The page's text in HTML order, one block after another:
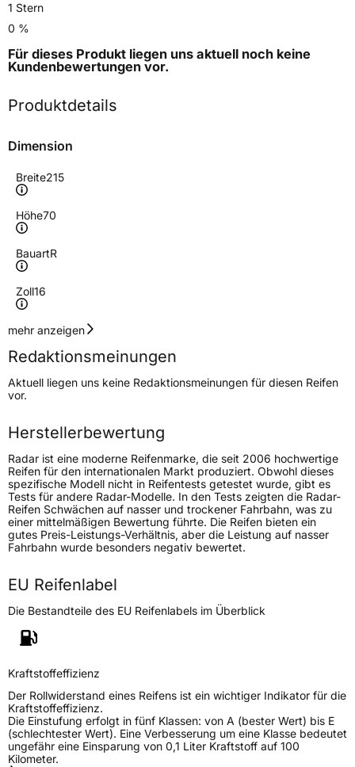
1 Stern
0 %
Für dieses Produkt liegen uns aktuell noch keine
Kundenbewertungen vor.
Produktdetails
Dimension
Breite215
Höhe70
BauartR
Zoll16
Geschwindigkeitsindex
Höchstgeschwindigkeit
210 km/h
Lastindex100
Höchstlast800 kg
Generelle Merkmale
FahrzeugtypPKW
VerwendungWinterreifen
ModellnameDimax Winter Sport
Weitere Eigenschaften
Schlauchtyp
ZustandNeureifen
M+SJa
EU Label
mehr anzeigen
Redaktionsmeinungen
Aktuell liegen uns keine Redaktionsmeinungen für diesen Reifen
vor.
Herstellerbewertung
Radar ist eine moderne Reifenmarke, die seit 2006 hochwertige
Reifen für den internationalen Markt produziert. Obwohl dieses
spezifische Modell nicht in Reifentests getestet wurde, gibt es
Tests für andere Radar-Modelle. In den Tests zeigten die Radar-
Reifen Schwächen auf nasser und trockener Fahrbahn, was zu
einer mittelmäßigen Bewertung führte. Die Reifen bieten ein
gutes Preis-Leistungs-Verhältnis, aber die Leistung auf nasser
Fahrbahn wurde besonders negativ bewertet.
EU Reifenlabel
Die Bestandteile des EU Reifenlabels im Überblick
Kraftstoffeffizienz
Der Rollwiderstand eines Reifens ist ein wichtiger Indikator für die
Kraftstoffeffizienz.
Die Einstufung erfolgt in fünf Klassen: von A (bester Wert) bis E
(schlechtester Wert). Eine Verbesserung um eine Klasse bedeutet
ungefähr eine Einsparung von 0,1 Liter Kraftstoff auf 100
Kilometer.